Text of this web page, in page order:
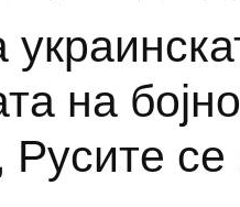
на